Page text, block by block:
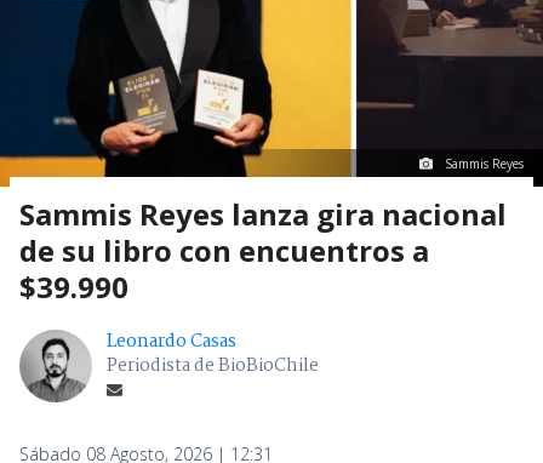
Sammis Reyes
Sammis Reyes lanza gira nacional
de su libro con encuentros a
$39.990
Leonardo Casas
Periodista de BioBioChile
Sábado 08 Agosto, 2026 | 12:31